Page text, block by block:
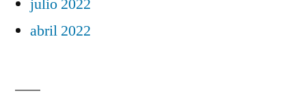
julio 2022
abril 2022